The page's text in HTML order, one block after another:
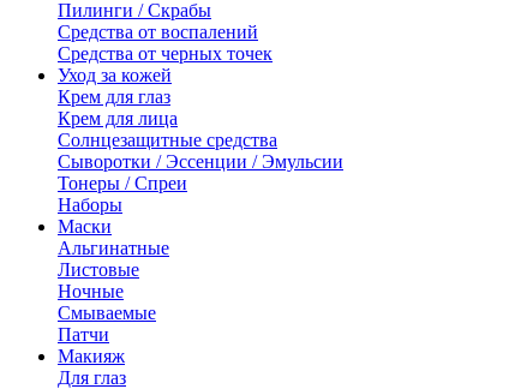
Пилинги / Скрабы
Средства от воспалений
Средства от черных точек
Уход за кожей
Крем для глаз
Крем для лица
Солнцезащитные средства
Сыворотки / Эссенции / Эмульсии
Тонеры / Спреи
Наборы
Маски
Альгинатные
Листовые
Ночные
Смываемые
Патчи
Макияж
Для глаз